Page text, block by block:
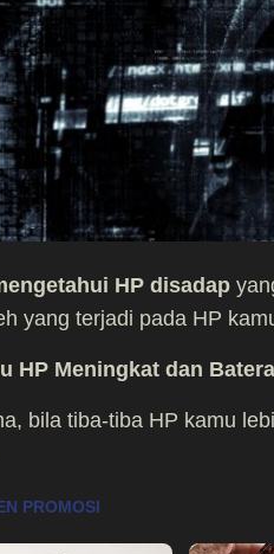
HP disadap
yang terjadi pada HP
HP Meningkat dan
bila tiba-tiba HP kamu